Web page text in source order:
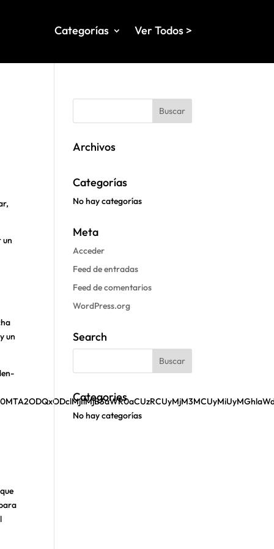
Categorías Ver Todos >
un
un
Archivos
Categorías
No hay categorías
Meta
Acceder
Feed de entradas
Feed de comentarios
WordPress.org
Search
Categories
No hay categorías